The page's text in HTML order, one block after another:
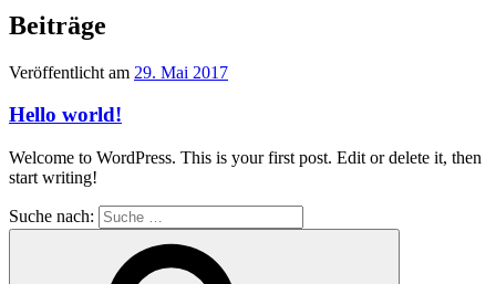
Beiträge
Veröffentlicht am 29. Mai 2017
Hello world!
Welcome to WordPress. This is your first post. Edit or delete it, then
start writing!
Suche nach: